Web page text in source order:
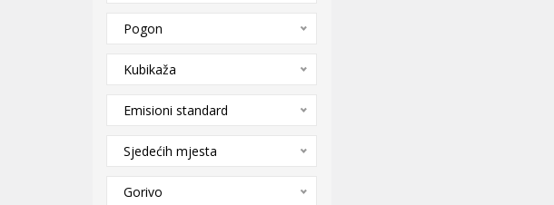
Pogon
Kubikaža
Emisioni standard
Sjedećih mjesta
Gorivo